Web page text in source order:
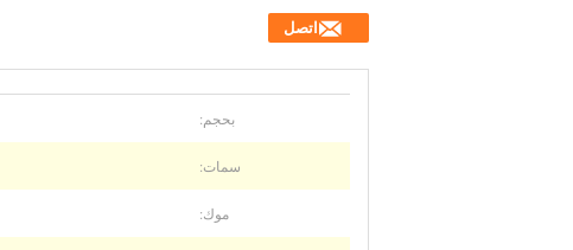
اتصل
بحجم:
سمات:
موك: